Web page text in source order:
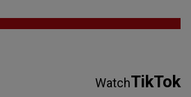
WatchTikTok